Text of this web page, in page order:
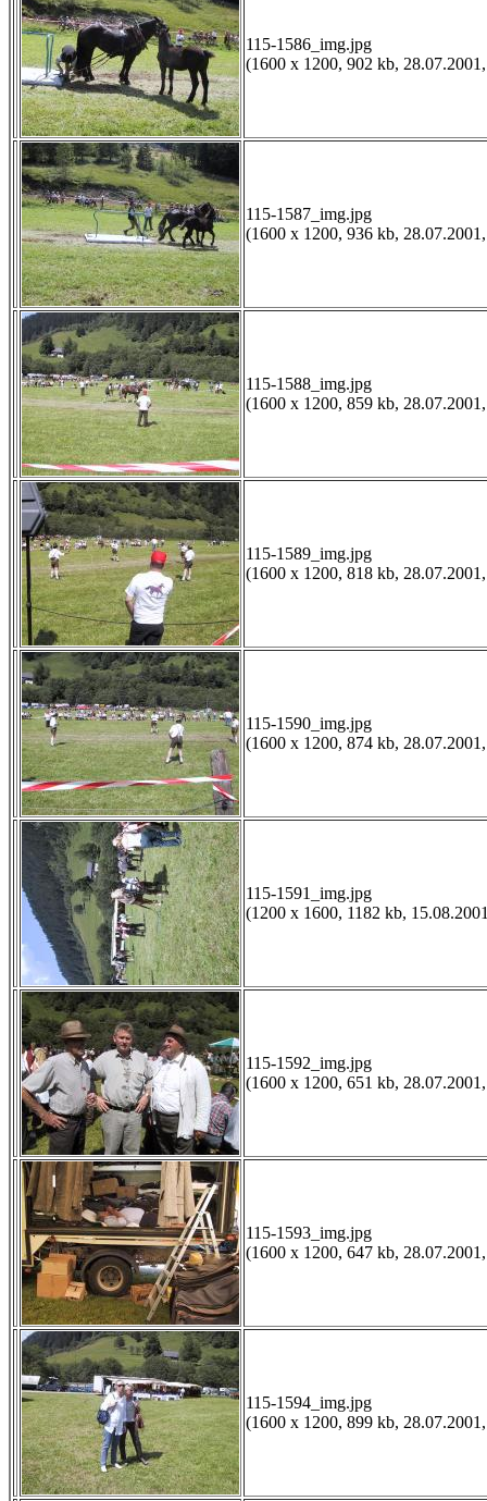
115-1586_img.jpg
(1600 x 1200, 902 kb,
115-1587_img.jpg
(1600 x 1200, 936 kb,
115-1588_img.jpg
(1600 x 1200, 859 kb,
115-1589_img.jpg
(1600 x 1200, 818 kb,
115-1590_img.jpg
(1600 x 1200, 874 kb,
115-1591_img.jpg
(1200 x 1600, 1182 kb,
115-1592_img.jpg
(1600 x 1200, 651 kb,
115-1593_img.jpg
(1600 x 1200, 647 kb,
115-1594_img.jpg
(1600 x 1200, 899 kb,